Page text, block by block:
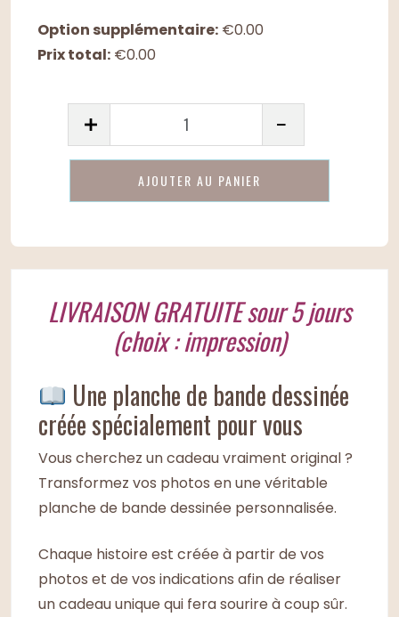
Option supplémentaire: €0.00
Prix total: €0.00
Votre
histoire
PERSONNALISER
LIVRAISON GRATUITE sour 5 jours
(choix : impression)
Une planche de bande dessinée
créée spécialement pour vous
Vous cherchez un cadeau vraiment original ?
Transformez vos photos en une véritable
planche de bande dessinée personnalisée.
Chaque histoire est créée à partir de vos
photos et de vos indications afin de réaliser
un cadeau unique qui fera sourire à coup sûr.